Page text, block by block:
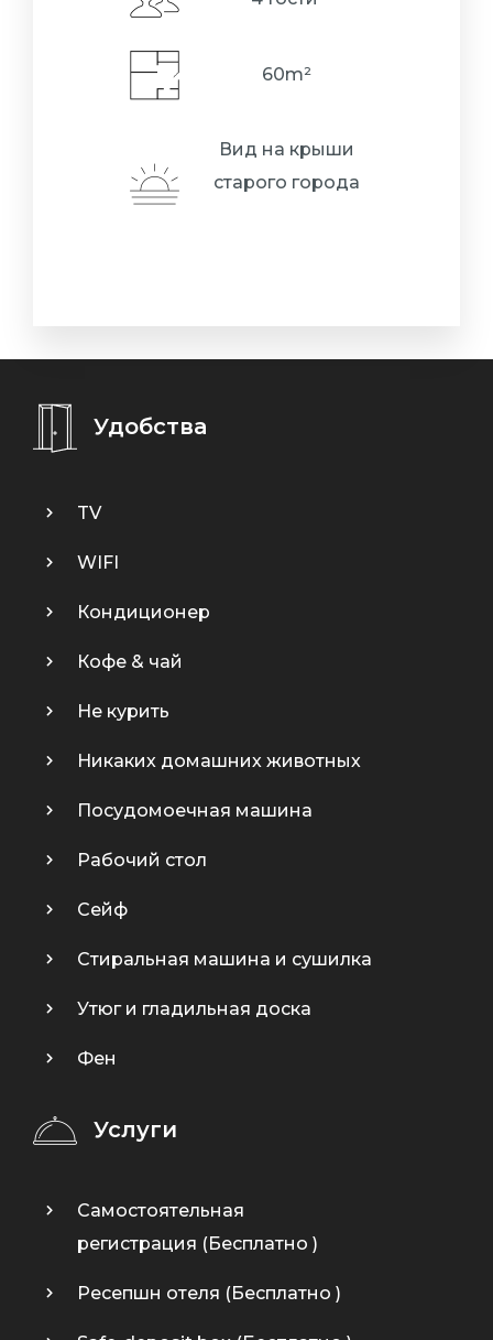
60m²
Вид на крыши
старого города
Удобства
TV
WIFI
Кондиционер
Кофе & чай
Не курить
Никаких домашних животных
Посудомоечная машина
Рабочий стол
Сейф
Стиральная машина и сушилка
Утюг и гладильная доска
Фен
Услуги
Самостоятельная
регистрация (Бесплатно )
Ресепшн отеля (Бесплатно )